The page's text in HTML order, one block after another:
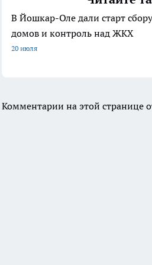
В Йошкар-Оле дали старт
домов и контроль над ЖКХ
20 июля
Комментарии на этой странице